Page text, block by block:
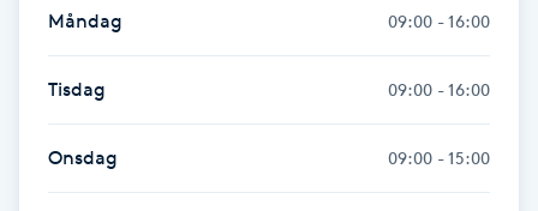
Fransfärgning
Fransförlängning
Fransförlängning Megavolym
Måndag 09:00 - 16:00
Tisdag 09:00 - 16:00
Onsdag 09:00 - 15:00